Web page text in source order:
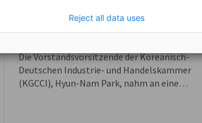
mit dem Nationalen Steuerdienst
teil
Die Vorstandsvorsitzende der Koreanisch-
Deutschen Industrie- und Handelskammer
(KGCCI), Hyun-Nam Park, nahm an einem
Reject all data uses